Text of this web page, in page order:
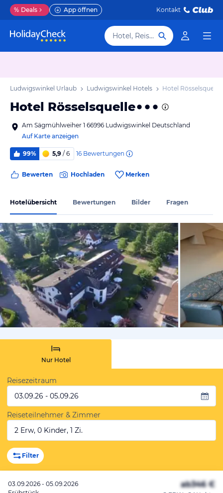
% Deals App öffnen Kontakt
Hotel, Reiseziel
Ludwigswinkel Urlaub Ludwigswinkel Hotels Hotel Rösselsquelle
Hotel Rösselsquelle
Am Sägmühlweiher 1 66996 Ludwigswinkel Deutschland
Auf Karte anzeigen
99% 5,9 / 6 16 Bewertungen
Bewerten Hochladen Merken
Hotelübersicht Bewertungen Bilder Fragen
von
Nur Hotel
Reisezeitraum
03.09.26 - 05.09.26
Reiseteilnehmer & Zimmer
2 Erw, 0 Kinder, 1 Zi.
Filter
03.09.2026 - 05.09.2026
ab346 €